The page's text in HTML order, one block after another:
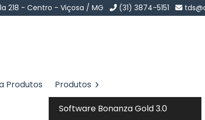
218 - Centro - Viçosa / MG (31) 3874-5151
Produtos Produtos
Software Bonanza Gold 3.0
Cães na Ciudad del